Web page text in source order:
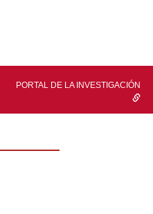
PORTAL DE LA INVESTIGACIÓN